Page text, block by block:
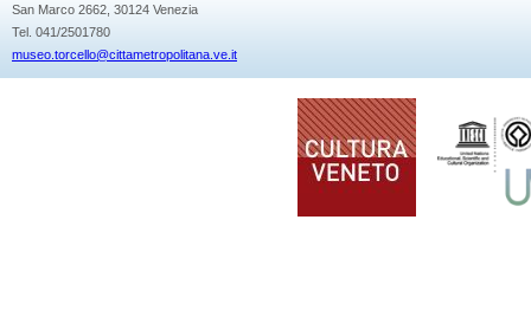
San Marco 2662, 30124 Venezia
Tel. 041/2501780
museo.torcello@cittametropolitana.ve.it